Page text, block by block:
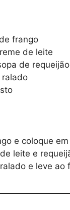
frango
de leite
de requeijão
ralado
e coloque
leite e
e leve ao